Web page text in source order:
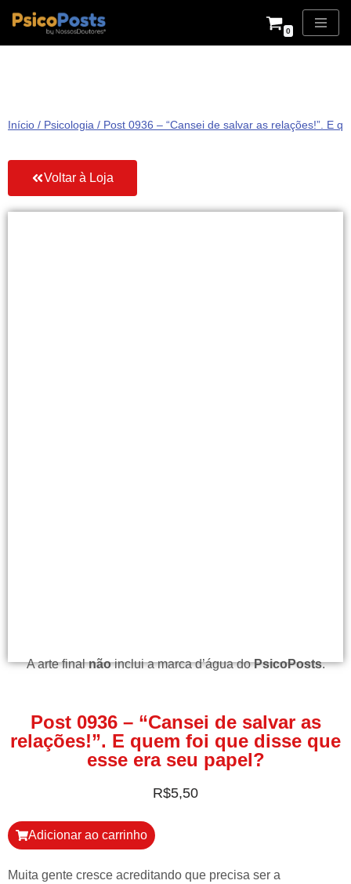
Pular
0
Início / Psicologia / Post 0936 – “Cansei de salvar as relações!”. E
Voltar à Loja
A arte finalnãoinclui a marca d’água doPsicoPosts.
Post 0936 – “Cansei de salvar as
relações!”. E quem foi que disse que
esse era seu papel?
R$5,50
Adicionar ao carrinho
Muita gente cresce acreditando que precisa ser a